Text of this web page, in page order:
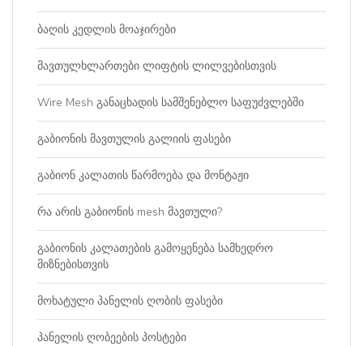
ბაღის კედლის მოაჯირები
მავთულხლართები ლიფტის ლილვებისთვის
Wire Mesh განაცხადის სამშენებლო საფუძვლებში
გაბიონის მავთულის გალიის ფასები
გაბიონ კალათის წარმოება და მონტაჟი
რა არის გაბიონის mesh მავთული?
გაბიონის კალათების გამოყენება სამხედრო
მიზნებისთვის
მოხატული პანელის ღობის ფასები
პანელის ღობეების პოსტები